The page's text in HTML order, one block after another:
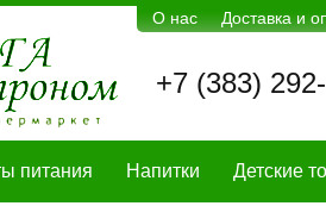
О нас Доставка и
+7 (383)
питания Напитки Детские